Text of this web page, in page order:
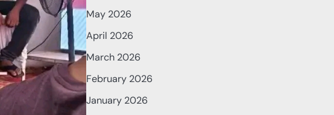
May 2026
April 2026
March 2026
February 2026
January 2026